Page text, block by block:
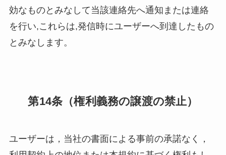
効なものとみなして当該連絡先へ通知または連絡
を行い,これらは,発信時にユーザーへ到達したもの
とみなします。
第14条（権利義務の譲渡の禁止）
ユーザーは，当社の書面による事前の承諾なく，